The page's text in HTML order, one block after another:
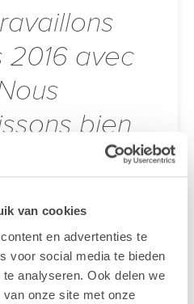
van cookies
en advertenties te
voor social media te bieden
analyseren. Ook delen we
onze site met onze
avec
bien
et leur
cette
dans